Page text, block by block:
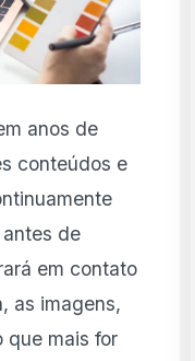
anos de
conteúdos e
de
em contato
as imagens,
que mais for